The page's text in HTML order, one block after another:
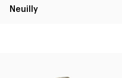
Neuilly